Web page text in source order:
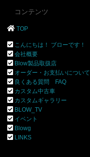
コンテンツ
TOP
こんにちは！ ブローです！
会社概要
Blow製品取扱店
オーダー・お支払いについて
良くある質問 FAQ
カスタム中古車
カスタムギャラリー
BLOW_TV
イベント
Blowg
LINKS